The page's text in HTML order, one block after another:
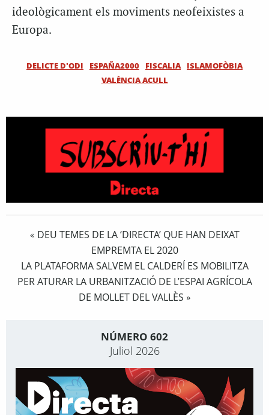
ideològicament els moviments neofeixistes a
Europa.
DELICTE D'ODI ESPAÑA2000 FISCALIA
ISLAMOFÒBIA
VALÈNCIA ACULL
« DEU TEMES DE LA ‘DIRECTA’ QUE HAN DEIXAT
EMPREMTA EL 2020
LA PLATAFORMA SALVEM EL CALDERÍ ES MOBILITZA
PER ATURAR LA URBANITZACIÓ DE L’ESPAI AGRÍCOLA
DE MOLLET DEL VALLÈS »
NÚMERO 602
Juliol 2026